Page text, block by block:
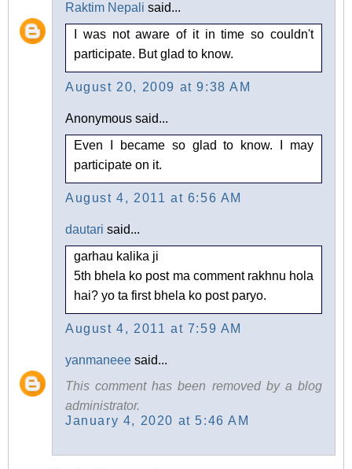
Raktim Nepali said...
I was not aware of it in time so couldn't
participate. But glad to know.
August 20, 2009 at 9:38 AM
Anonymous said...
Even I became so glad to know. I may
participate on it.
August 4, 2011 at 6:56 AM
dautari said...
garhau kalika ji
5th bhela ko post ma comment rakhnu hola
hai? yo ta first bhela ko post paryo.
August 4, 2011 at 7:59 AM
yanmaneee said...
This comment has been removed by a blog
administrator.
January 4, 2020 at 5:46 AM